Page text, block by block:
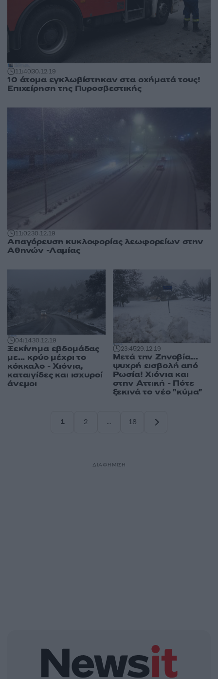
11:4030.12.19
10 άτομα εγκλωβίστηκαν στα οχήματά τους!
Επιχείρηση της Πυροσβεστικής
11:0230.12.19
Απαγόρευση κυκλοφορίας λεωφορείων στην
Αθηνών -Λαμίας
04:1430.12.19
Ξεκίνημα εβδομάδας
με... κρύο μέχρι το
κόκκαλο - Χιόνια,
καταιγίδες και ισχυροί
άνεμοι
23:4529.12.19
Μετά την Ζηνοβία...
ψυχρή εισβολή από
Ρωσία! Χιόνια και
στην Αττική - Πότε
ξεκινά το νέο "κύμα"
1
2
…
18
ΔΙΑΦΗΜΙΣΗ